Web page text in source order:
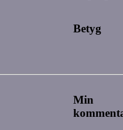
Betyg
Min